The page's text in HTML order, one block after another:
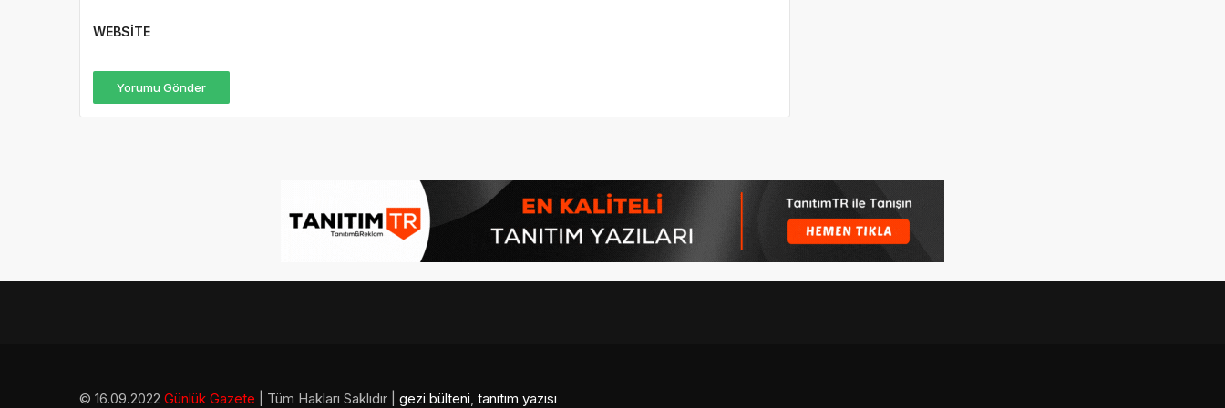
WEBSITE
Yorumu Gönder
© 16.09.2022 Günlük Gazete | Tüm Hakları Saklıdır | gezi bülteni, tanıtım yazısı